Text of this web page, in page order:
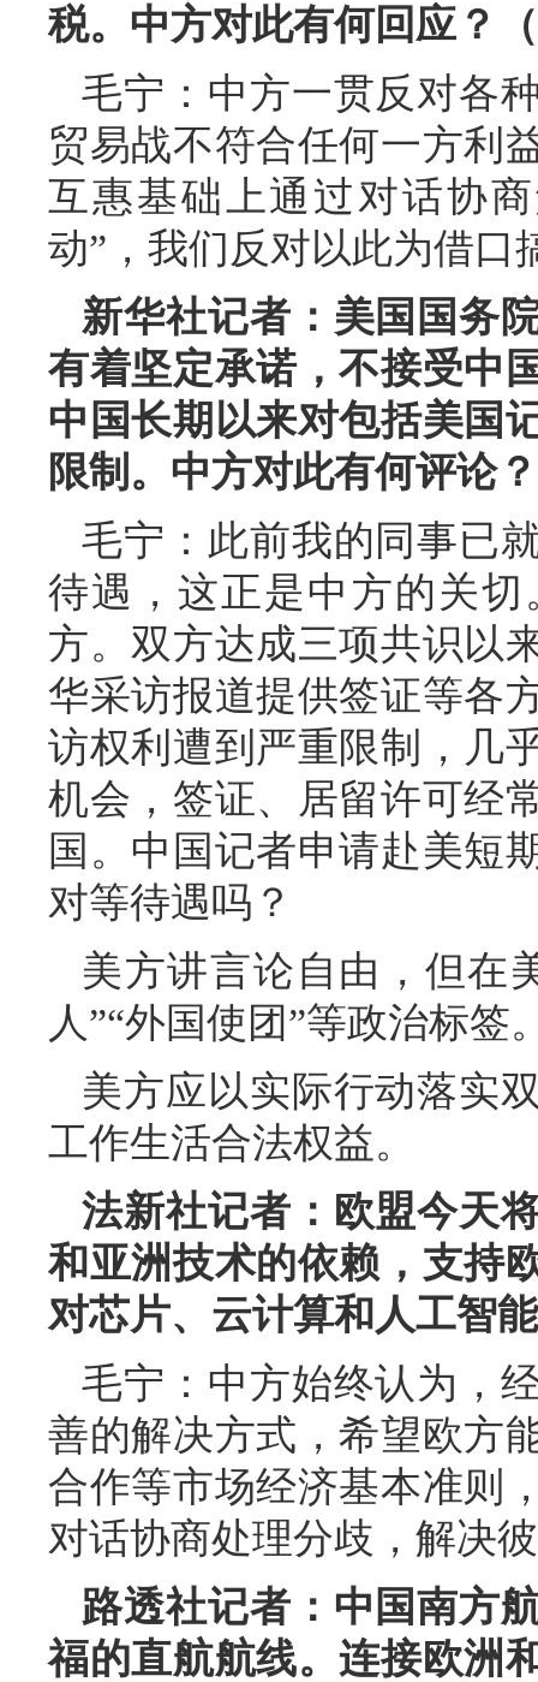
税。中方对此有何回应？
毛宁：中方一贯反对各
贸易战不符合任何一方利
互惠基础上通过对话协
动”，我们反对以此为借口
新华社记者：美国国务
有着坚定承诺，不接受中
中国长期以来对包括美国
限制。中方对此有何评论？
毛宁：此前我的同事已
待遇，这正是中方的关
方。双方达成三项共识以
华采访报道提供签证等各
访权利遭到严重限制，几
机会，签证、居留许可经
国。中国记者申请赴美短
对等待遇吗？
美方讲言论自由，但在
人”“外国使团”等政治标
美方应以实际行动落实
工作生活合法权益。
法新社记者：欧盟今天
和亚洲技术的依赖，支持
对芯片、云计算和人工智
毛宁：中方始终认为，
善的解决方式，希望欧方
合作等市场经济基本准则
对话协商处理分歧，解决
路透社记者：中国南方
福的直航航线。连接欧洲